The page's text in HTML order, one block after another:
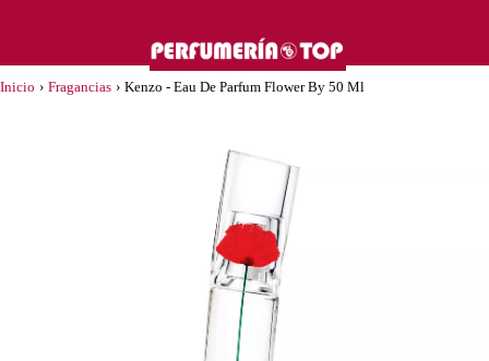
Inicio › Fragancias › Kenzo - Eau De Parfum Flower By 50 Ml